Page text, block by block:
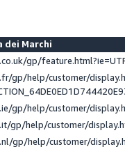
dei Marchi
gp/
gp/help/customer/
gp/help/customer/
gp/help/customer/
gp/help/customer/